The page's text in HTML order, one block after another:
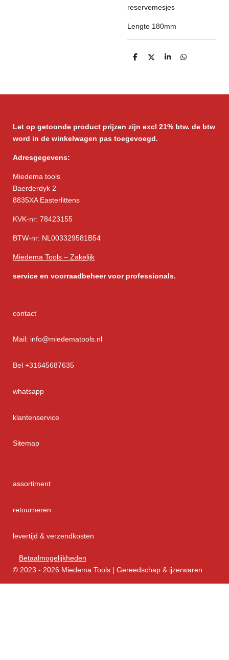
reservemesjes
Lengte 180mm
D
D
S
D
Let op getoonde product prijzen zijn excl 21% btw. de btw
word in de winkelwagen pas toegevoegd.
Adresgegevens:
Miedema tools
Baerderdyk 2
8835XA Easterlittens
KVK-nr: 78423155
BTW-nr: NL003329581B54
Miedema Tools – Zakelijk
service en voorraadbeheer voor professionals.
contact
Mail: info@miedematools.nl
Bel +31645687635
whatsapp
klantenservice
Sitemap
assortiment
retourneren
levertijd & verzendkosten
Betaalmogelijkheden
© 2023 - 2026 Miedema Tools | Gereedschap & ijzerwaren